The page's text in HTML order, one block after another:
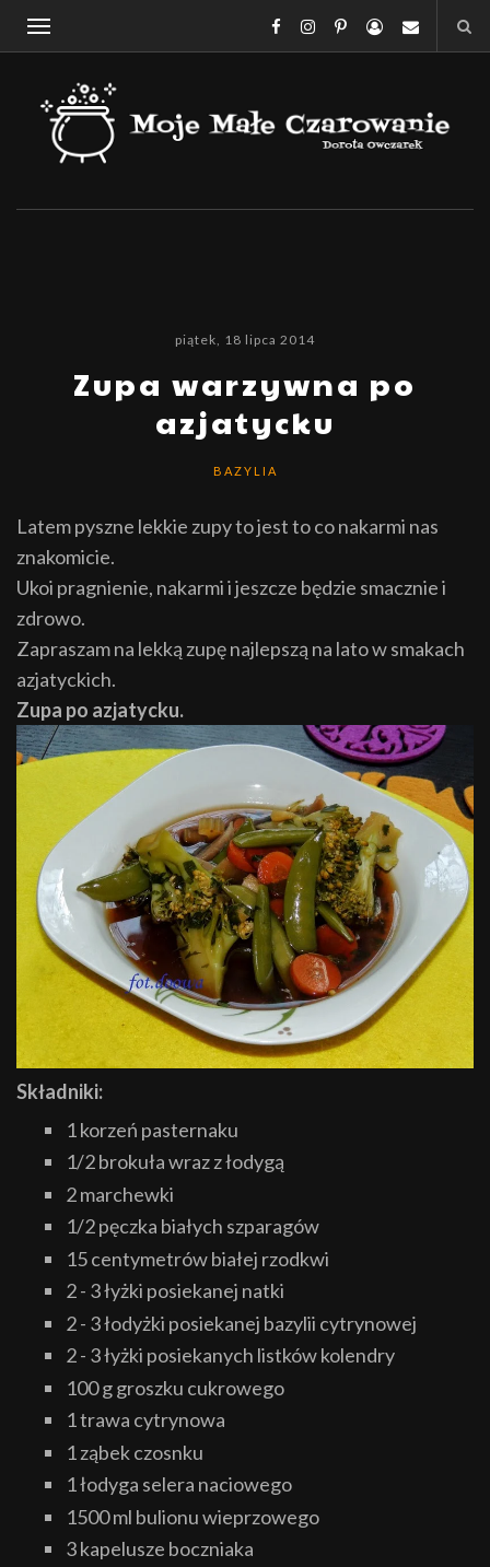
piątek, 18 lipca 2014
Zupa warzywna po
azjatycku
BAZYLIA
Latem pyszne lekkie zupy to jest to co nakarmi nas
znakomicie.
Ukoi pragnienie, nakarmi i jeszcze będzie smacznie i
zdrowo.
Zapraszam na lekką zupę najlepszą na lato w smakach
azjatyckich.
Zupa po azjatycku.
Składniki:
1 korzeń pasternaku
1/2 brokuła wraz z łodygą
2 marchewki
1/2 pęczka białych szparagów
15 centymetrów białej rzodkwi
2 - 3 łyżki posiekanej natki
2 - 3 łodyżki posiekanej bazylii cytrynowej
2 - 3 łyżki posiekanych listków kolendry
100 g groszku cukrowego
1 trawa cytrynowa
1 ząbek czosnku
1 łodyga selera naciowego
1500 ml bulionu wieprzowego
3 kapelusze boczniaka